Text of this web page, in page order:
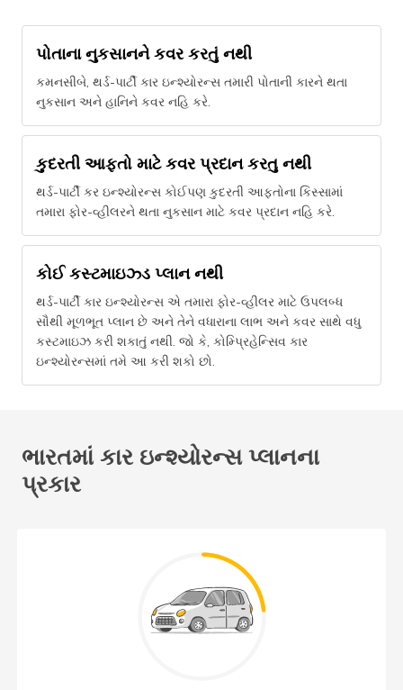
પોતાના નુકસાનને કવર કરતું નથી
કમનસીબે, થર્ડ-પાર્ટી કાર ઇન્શ્યોરન્સ તમારી પોતાની કારને થતા
નુકસાન અને હાનિને કવર નહિ કરે.
કુદરતી આફતો માટે કવર પ્રદાન કરતુ નથી
થર્ડ-પાર્ટી કર ઇન્શ્યોરન્સ કોઈપણ કુદરતી આફતોના કિસ્સામાં
તમારા ફોર-વ્હીલરને થતા નુકસાન માટે કવર પ્રદાન નહિ કરે.
કોઈ કસ્ટમાઇઝ્ડ પ્લાન નથી
થર્ડ-પાર્ટી કાર ઇન્શ્યોરન્સ એ તમારા ફોર-વ્હીલર માટે ઉપલબ્ધ
સૌથી મૂળભૂત પ્લાન છે અને તેને વધારાના લાભ અને કવર સાથે વધુ
કસ્ટમાઇઝ કરી શકાતું નથી. જો કે, કોમ્પ્રિહેન્સિવ કાર
ઇન્શ્યોરન્સમાં તમે આ કરી શકો છો.
ભારતમાં કાર ઇન્શ્યોરન્સ પ્લાનના
પ્રકાર